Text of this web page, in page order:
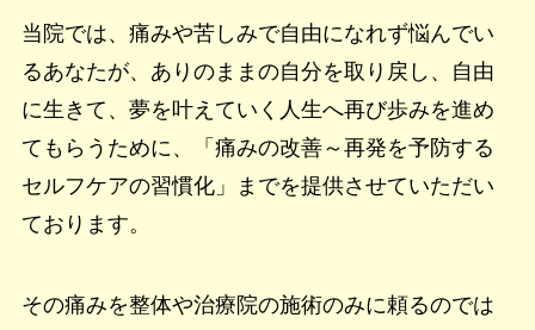
当院では、痛みや苦しみで自由になれず悩んでい
るあなたが、ありのままの自分を取り戻し、自由
に生きて、夢を叶えていく人生へ再び歩みを進め
てもらうために、「痛みの改善～再発を予防する
セルフケアの習慣化」までを提供させていただい
ております。
その痛みを整体や治療院の施術のみに頼るのでは